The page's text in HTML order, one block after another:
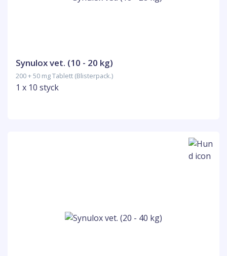
Synulox vet. (10 - 20 kg)
200 + 50 mg Tablett (Blisterpack.)
1 x 10 styck